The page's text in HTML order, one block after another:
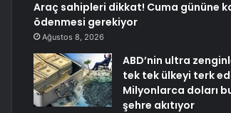
Araç sahipleri dikkat! Cuma gününe
ödenmesi gerekiyor
Ağustos 8, 2026
ABD’nin ultra
tek tek ülkeyi terk
Milyonlarca doları
şehre akıtıyor